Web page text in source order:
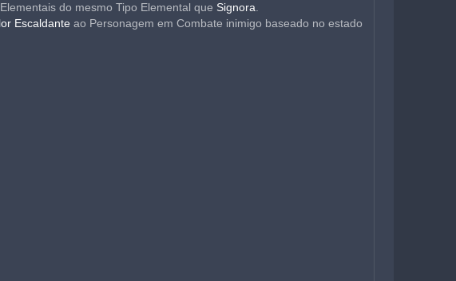
do mesmo Tipo Elemental que Signora
Escaldante ao Personagem em Combate inimigo baseado no estado